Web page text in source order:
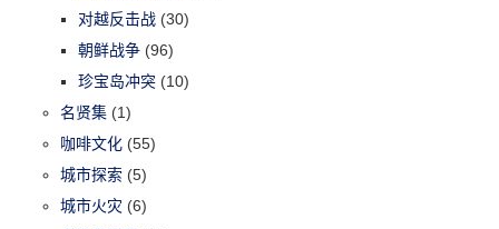
对越反击战 (30)
朝鲜战争 (96)
珍宝岛冲突 (10)
名贤集 (1)
咖啡文化 (55)
城市探索 (5)
城市火灾 (6)